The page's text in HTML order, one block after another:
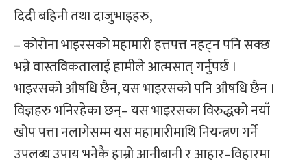
दिदी बहिनी तथा दाजुभाइहरु,
– कोरोना भाइरसको महामारी हत्तपत्त नहट्न पनि सक्छ
भन्ने वास्तविकतालाई हामीले आत्मसात् गर्नुपर्छ ।
भाइरसको औषधि छैन, यस भाइरसको पनि औषधि छैन ।
विज्ञहरु भनिरहेका छन्– यस भाइरसका विरुद्धको नयाँ
खोप पत्ता नलागेसम्म यस महामारीमाथि नियन्त्रण गर्ने
उपलब्ध उपाय भनेकै हाम्रो आनीबानी र आहार–विहारमा